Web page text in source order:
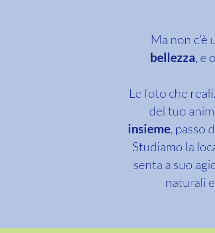
Ma non c’è
bellezza, e
Le foto che
del tuo
insieme, passo
Studiamo la
senta a suo
naturali